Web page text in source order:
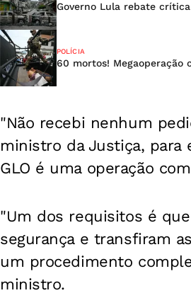
Governo Lula rebate
POLÍCIA
60 mortos! Megaoperação
"Não recebi nenhum
ministro da Justiça, para
GLO é uma operação
"Um dos requisitos é
segurança e transfiram
um procedimento
ministro.